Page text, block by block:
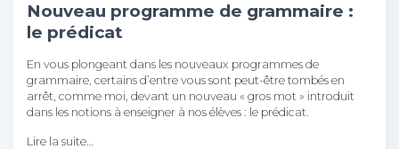
Nouveau programme de grammaire :
le prédicat
En vous plongeant dans les nouveaux programmes de
grammaire, certains d’entre vous sont peut-être tombés en
arrêt, comme moi, devant un nouveau « gros mot » introduit
dans les notions à enseigner à nos élèves : le prédicat.
Lire la suite…